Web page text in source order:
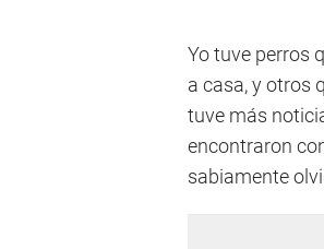
Yo tuve perros
a casa, y otros
tuve más
encontraron
sabiamente